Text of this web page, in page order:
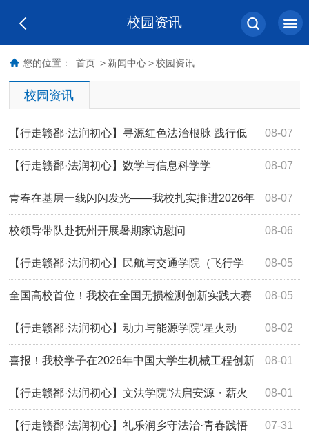
校园资讯
您的位置： 首页 > 新闻中心 > 校园资讯
校园资讯
08-07
【行走赣鄱·法润初心】寻源红色法治根脉 践行低
空普法使命：信息工程学院（人工智能学院）开展暑期大思
政实践活动
08-07
【行走赣鄱·法润初心】数学与信息科学学
院：“‘数’履长田·与法同行”实践团开展暑期大思政实践活动
08-07
青春在基层一线闪闪发光——我校扎实推进2026年
暑期社会实践活动 08-06
校领导带队赴抚州开展暑期家访慰问
08-05
【行走赣鄱·法润初心】民航与交通学院（飞行学
院）实践队以四维实践书写新时代航空青年法治答卷 08-05
全国高校首位！我校在全国无损检测创新实践大赛
斩获19项一等奖 08-02
【行走赣鄱·法润初心】动力与能源学院“星火动
能”实践队开展暑期大思政实践活动 08-01
喜报！我校学子在2026年中国大学生机械工程创新
创意大赛“欧波同杯”第十一届失效分析赛中获佳绩 08-01
【行走赣鄱·法润初心】文法学院“法启安源・薪火
传承”实践队开展暑期大思政实践活动 07-31
【行走赣鄱·法润初心】礼乐润乡守法治·青春践悟